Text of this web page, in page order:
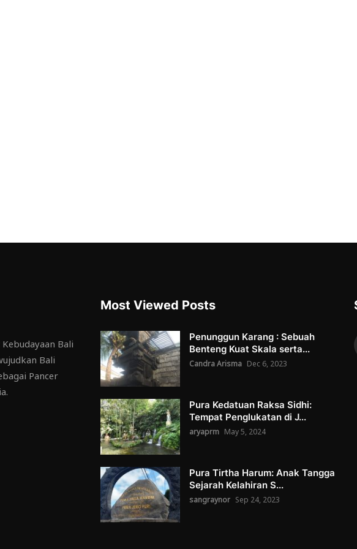
Bali
Bali
Pancer
Most Viewed Posts
Penunggun Karang : Sebuah
Benteng Kuat Skala serta...
Candra Arisma Dec 6, 2023
Pura Kedatuan Raksa Sidhi:
Tempat Penglukatan di J...
aryaprm May 5, 2024
Pura Tirtha Harum: Anak Tangga
Sejarah Kelahiran S...
sangraynor Sep 24, 2023